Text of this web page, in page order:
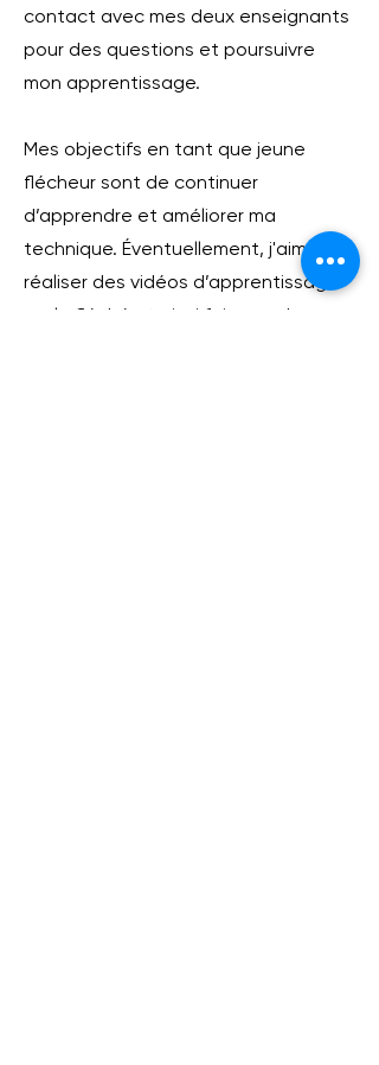
contact avec mes deux enseignants
pour des questions et poursuivre
mon apprentissage.
Mes objectifs en tant que jeune
flécheur sont de continuer
d’apprendre et améliorer ma
technique. Éventuellement, j'aimerais
réaliser des vidéos d’apprentissage